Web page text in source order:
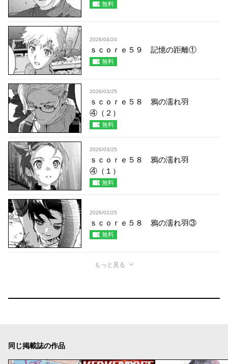
無料
2026/04/24
ｓｃｏｒｅ５９ 記憶の距離①
無料
2026/03/25
ｓｃｏｒｅ５８ 鴉の濡れ羽
④（２）
無料
2026/03/25
ｓｃｏｒｅ５８ 鴉の濡れ羽
④（１）
無料
2026/02/25
ｓｃｏｒｅ５８ 鴉の濡れ羽③
無料
もっと見る
同じ掲載誌の作品